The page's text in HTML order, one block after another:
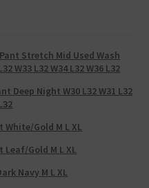
Stretch Mid Used Wash
W33 L32 W34 L32 W36 L32
Deep Night W30 L32 W31 L32
White/Gold M L XL
Leaf/Gold M L XL
Navy M L XL